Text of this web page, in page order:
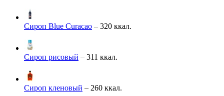
Сироп Blue Curacao – 320 ккал.
Сироп рисовый – 311 ккал.
Сироп кленовый – 260 ккал.